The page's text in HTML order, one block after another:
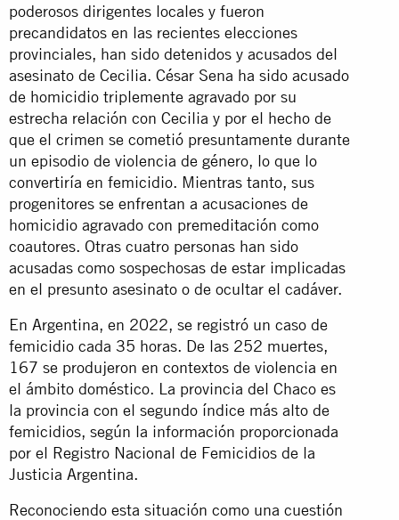
poderosos dirigentes locales y fueron
precandidatos en las recientes elecciones
provinciales, han sido detenidos y acusados del
asesinato de Cecilia. César Sena ha sido acusado
de homicidio triplemente agravado por su
estrecha relación con Cecilia y por el hecho de
que el crimen se cometió presuntamente durante
un episodio de violencia de género, lo que lo
convertiría en femicidio. Mientras tanto, sus
progenitores se enfrentan a acusaciones de
homicidio agravado con premeditación como
coautores. Otras cuatro personas han sido
acusadas como sospechosas de estar implicadas
en el presunto asesinato o de ocultar el cadáver.
En Argentina, en 2022, se registró un caso de
femicidio cada 35 horas. De las 252 muertes,
167 se produjeron en contextos de violencia en
el ámbito doméstico. La provincia del Chaco es
la provincia con el segundo índice más alto de
femicidios, según la información proporcionada
por el Registro Nacional de Femicidios de la
Justicia Argentina.
Reconociendo esta situación como una cuestión